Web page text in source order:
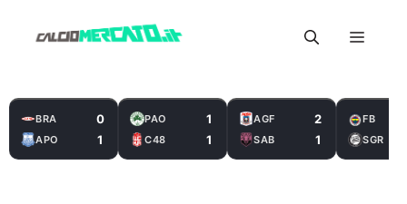
Menu
BRA 0
APO 1
PAO 1
C48 1
AGF 2
SAB 1
FB
SGR